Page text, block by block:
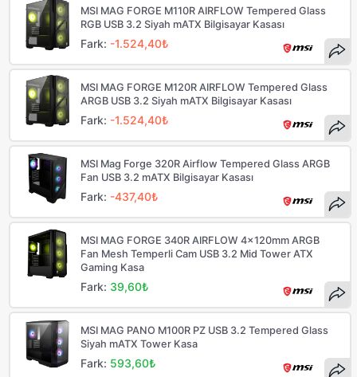
MSI MAG FORGE M110R AIRFLOW Tempered Glass
RGB USB 3.2 Siyah mATX Bilgisayar Kasası
Fark: -1.524,40₺
MSI MAG FORGE M120R AIRFLOW Tempered Glass
ARGB USB 3.2 Siyah mATX Bilgisayar Kasası
Fark: -1.524,40₺
MSI Mag Forge 320R Airflow Tempered Glass ARGB
Fan USB 3.2 mATX Bilgisayar Kasası
Fark: -437,40₺
MSI MAG FORGE 340R AIRFLOW 4x120mm ARGB
Fan Mesh Temperli Cam USB 3.2 Mid Tower ATX
Gaming Kasa
Fark: 39,60₺
MSI MAG PANO M100R PZ USB 3.2 Tempered Glass
Siyah mATX Tower Kasa
Fark: 593,60₺